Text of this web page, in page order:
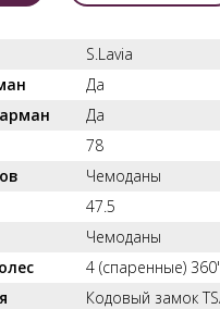
S.Lavia
Да
Да
78
Чемоданы
47.5
Чемоданы
4 (спаренные) 360'
Кодовый замок